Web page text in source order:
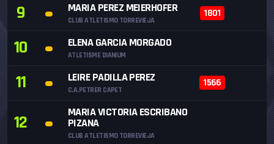
9 MARIA PEREZ MEIERHOFER
CLUB ATLETISMO TORREVIEJA
1801
10 ELENA GARCIA MORGADO
ATLETISME DIANIUM
11 LEIRE PADILLA PEREZ
C.A.PETRER CAPET
1566
12 MARIA VICTORIA ESCRIBANO
PIZANA
CLUB ATLETISMO TORREVIEJA